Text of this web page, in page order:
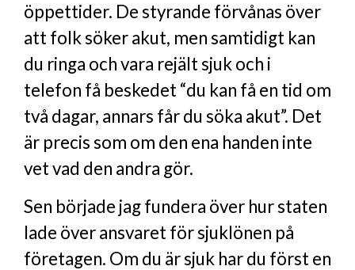
öppettider. De styrande förvånas över
att folk söker akut, men samtidigt kan
du ringa och vara rejält sjuk och i
telefon få beskedet “du kan få en tid om
två dagar, annars får du söka akut”. Det
är precis som om den ena handen inte
vet vad den andra gör.
Sen började jag fundera över hur staten
lade över ansvaret för sjuklönen på
företagen. Om du är sjuk har du först en